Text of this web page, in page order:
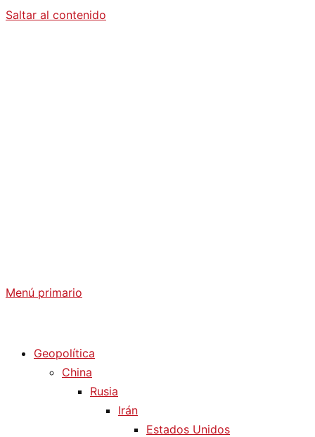
Saltar al contenido
Menú primario
Geopolítica
China
Rusia
Irán
Estados Unidos